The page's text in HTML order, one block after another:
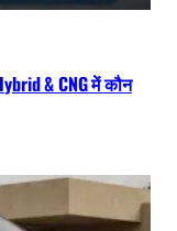
& CNG में कौन